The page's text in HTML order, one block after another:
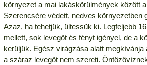
környezet a mai lakáskörülmények között
Szerencsére védett, nedves környezetben
Azaz, ha tehetjük, ültessük ki. Legfeljebb
mellett, sok levegőt és fényt igényel, de a
kerüljük. Egész virágzása alatt megkívánja
a száraz levegőt nem szereti.